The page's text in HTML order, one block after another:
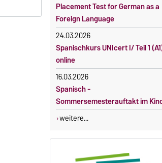
Placement Test for German as a
Foreign Language
24.03.2026
Spanischkurs UNIcert I/ Teil 1
online
16.03.2026
Spanisch -
Sommersemesterauftakt im
weitere...